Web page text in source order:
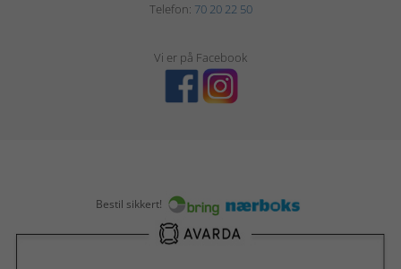
Telefon: 70 20 22 50
Vi er på Facebook
Bestil sikkert!